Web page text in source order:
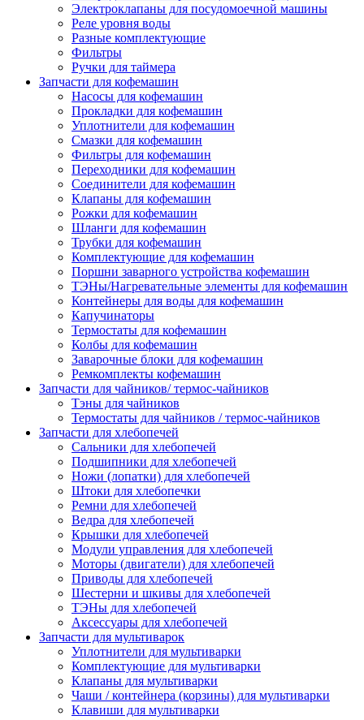
Электроклапаны для посудомоечной машины
Реле уровня воды
Разные комплектующие
Фильтры
Ручки для таймера
Запчасти для кофемашин
Насосы для кофемашин
Прокладки для кофемашин
Уплотнители для кофемашин
Смазки для кофемашин
Фильтры для кофемашин
Переходники для кофемашин
Соединители для кофемашин
Клапаны для кофемашин
Рожки для кофемашин
Шланги для кофемашин
Трубки для кофемашин
Комплектующие для кофемашин
Поршни заварного устройства кофемашин
ТЭНы/Нагревательные элементы для кофемашин
Контейнеры для воды для кофемашин
Капучинаторы
Термостаты для кофемашин
Колбы для кофемашин
Заварочные блоки для кофемашин
Ремкомплекты кофемашин
Запчасти для чайников/ термос-чайников
Тэны для чайников
Термостаты для чайников / термос-чайников
Запчасти для хлебопечей
Сальники для хлебопечей
Подшипники для хлебопечей
Ножи (лопатки) для хлебопечей
Штоки для хлебопечки
Ремни для хлебопечей
Ведра для хлебопечей
Крышки для хлебопечей
Модули управления для хлебопечей
Моторы (двигатели) для хлебопечей
Приводы для хлебопечей
Шестерни и шкивы для хлебопечей
ТЭНы для хлебопечей
Аксессуары для хлебопечей
Запчасти для мультиварок
Уплотнители для мультиварки
Комплектующие для мультиварки
Клапаны для мультиварки
Чаши / контейнера (корзины) для мультиварки
Клавиши для мультиварки